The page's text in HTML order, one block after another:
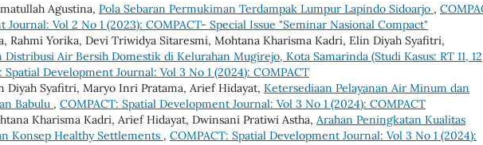
Agustina, Pola Sebaran Permukiman Terdampak Lumpur Lapindo Sidoarjo ,
Journal: Vol 2 No 1 (2023): COMPACT- Special Issue "Seminar Nasional Compact"
Rahmi Yorika, Devi Triwidya Sitaresmi, Mohtana Kharisma Kadri, Elin Diyah Syafitri,
Air Bersih Domestik di Kelurahan Mugirejo, Kota Samarinda (Studi Kasus: RT 11,
Spatial Development Journal: Vol 3 No 1 (2024): COMPACT
Diyah Syafitri, Maryo Inri Pratama, Arief Hidayat, Ketersediaan Pelayanan Air Minum dan
Babulu , COMPACT: Spatial Development Journal: Vol 3 No 1 (2024): COMPACT
Kharisma Kadri, Arief Hidayat, Dwinsani Pratiwi Astha, Arahan Peningkatan Kualitas
Konsep Healthy Settlements , COMPACT: Spatial Development Journal: Vol 3 No 1 (2024):